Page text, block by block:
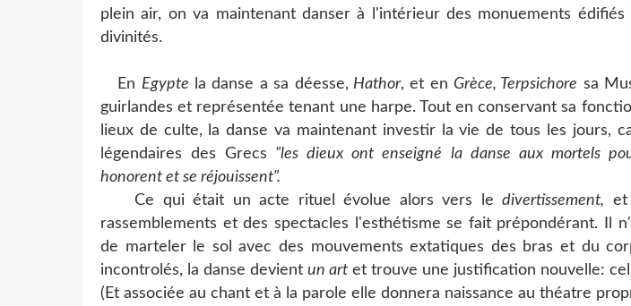
plein air, on va maintenant danser à l'intérieur des monuements
divinités.
En Egypte la danse a sa déesse, Hathor, et en Grèce, Terpsichore sa
guirlandes et représentée tenant une harpe. Tout en conservant sa
lieux de culte, la danse va maintenant investir la vie de tous les jours,
légendaires des Grecs "les dieux ont enseigné la danse aux mortels
honorent et se réjouissent".
Ce qui était un acte rituel évolue alors vers le divertissement, et
rassemblements et des spectacles l'esthétisme se fait prépondérant. Il
de marteler le sol avec des mouvements extatiques des bras et du
incontrolés, la danse devient un art et trouve une justification nouvelle:
(Et associée au chant et à la parole elle donnera naissance au théatre